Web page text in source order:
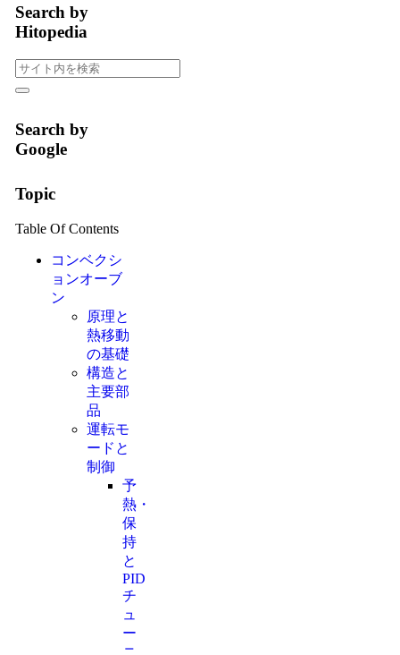
Search by
Hitopedia
Search by
Google
Topic
Table Of Contents
コンベクシ
ョンオーブ
ン
原理と
熱移動
の基礎
構造と
主要部
品
運転モ
ードと
制御
予
熱・
保
持
と
PID
チ
ュ
ー
ニ